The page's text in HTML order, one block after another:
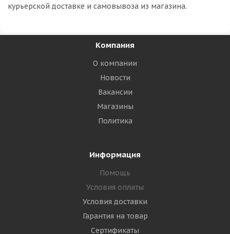
курьерской доставке и самовывоза из магазина.
Компания
О компании
Новости
Вакансии
Магазины
Политика
Информация
Помощь
Условия оплаты
Условия доставки
Гарантия на товар
Сертификаты